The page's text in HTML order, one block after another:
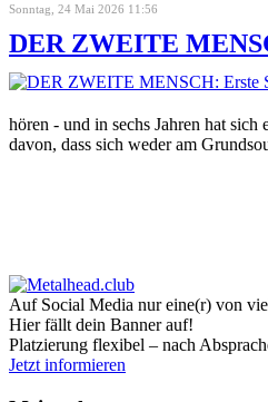
Sonntag, 24 Mai 2026 11:56
DER ZWEITE
hören - und in sechs Jahren hat
davon, dass sich weder am
Auf Social Media nur eine(r) von
Hier fällt dein Banner auf!
Platzierung flexibel – nach
Jetzt informieren